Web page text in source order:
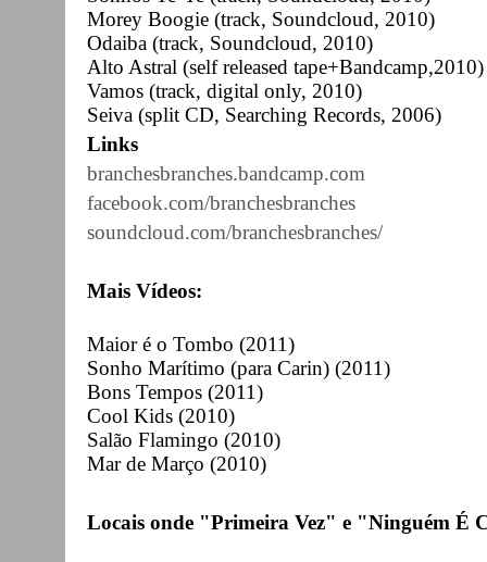
Morey Boogie (track, Soundcloud, 2010)
Odaiba (track, Soundcloud, 2010)
Alto Astral (self released tape+Bandcamp,2010)
Vamos (track, digital only, 2010)
Seiva (split CD, Searching Records, 2006)
Links
branchesbranches.bandcamp.com
facebook.com/branchesbranches
soundcloud.com/branchesbranches/
Mais Vídeos:
Maior é o Tombo (2011)
Sonho Marítimo (para Carin) (2011)
Bons Tempos (2011)
Cool Kids (2010)
Salão Flamingo (2010)
Mar de Março (2010)
Locais onde "Primeira Vez" e "Ninguém É